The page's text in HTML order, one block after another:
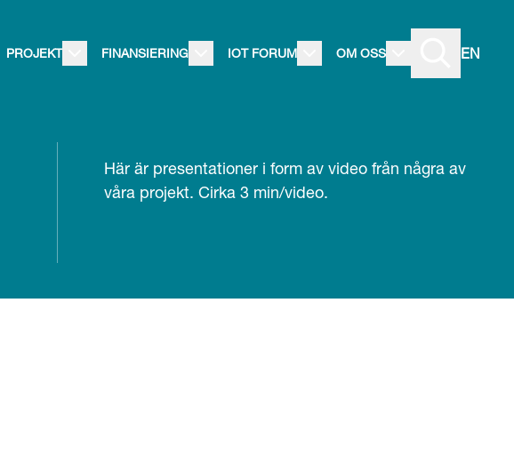
PROJEKT FINANSIERING IOT FORUM OM OSS EN
Här är presentationer i form av video från några av
våra projekt. Cirka 3 min/video.